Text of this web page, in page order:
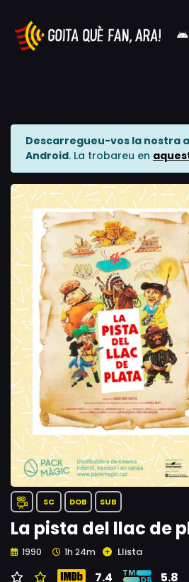
Descarregueu-vos la nostra
Android. La trobareu en
SC DOB SUB
La pista del llac de
1990 1h 24m Llista
7.4 5.8